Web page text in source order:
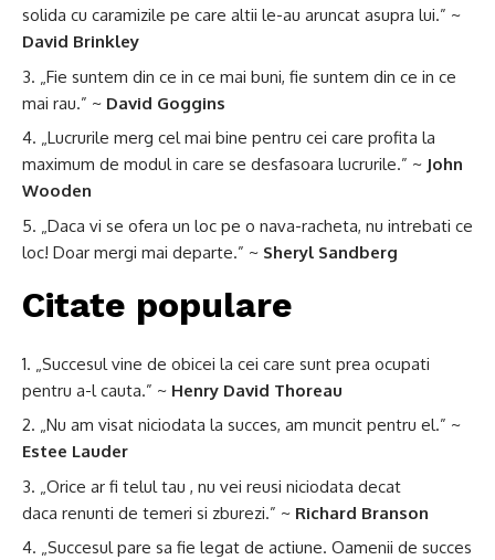
solida cu caramizile pe care altii le-au aruncat asupra lui.” ~
David Brinkley
„Fie suntem din ce in ce mai buni, fie suntem din ce in ce
mai rau.” ~ David Goggins
„Lucrurile merg cel mai bine pentru cei care profita la
maximum de modul in care se desfasoara lucrurile.” ~ John
Wooden
„Daca vi se ofera un loc pe o nava-racheta, nu intrebati ce
loc! Doar mergi mai departe.” ~ Sheryl Sandberg
Citate populare
„Succesul vine de obicei la cei care sunt prea ocupati
pentru a-l cauta.” ~ Henry David Thoreau
„Nu am visat niciodata la succes, am muncit pentru el.” ~
Estee Lauder
„Orice ar fi telul tau , nu vei reusi niciodata decat
daca renunti de temeri si zburezi.” ~ Richard Branson
„Succesul pare sa fie legat de actiune. Oamenii de succes